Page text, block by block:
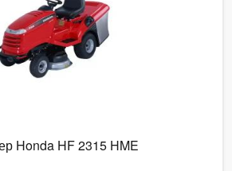
Honda HF 2315 HME